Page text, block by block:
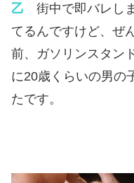
乙 街中で即バレし
てるんですけど、ぜ
前、ガソリンスタン
に20歳くらいの男の
たです。